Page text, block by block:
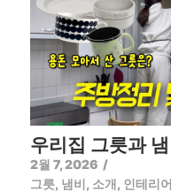
우리집 그릇과
2월 7, 2026 /
그릇, 냄비, 소개, 인테리어